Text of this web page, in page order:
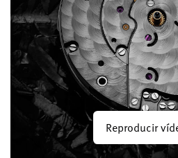
Reproducir